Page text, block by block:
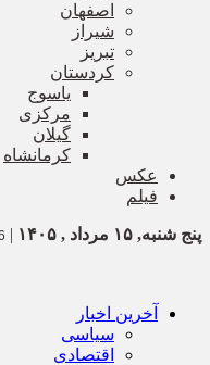
اصفهان
شیراز
تبریز
کردستان
یاسوج
مرکزی
گیلان
کرمانشاه
عکس
فیلم
پنج شنبه, ۱۵ مرداد , ۱۴۰۵ |
آخرین اخبار
سیاسی
اقتصادی